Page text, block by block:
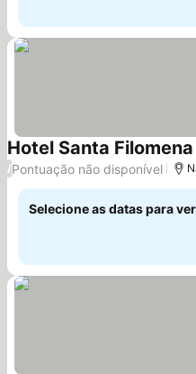
Hotel Santa Filomena
/Pontuação não disponível
Selecione as datas para